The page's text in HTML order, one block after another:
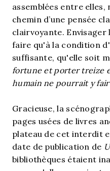
assemblées entre
chemin d’une pensée
clairvoyante.
faire qu'à la condition
suffisante, qu'elle soit
fortune et porter treize
humain ne pourrait y
Gracieuse, la
pages usées de livres
plateau de cet interdit
date de publication de
bibliothèques étaient